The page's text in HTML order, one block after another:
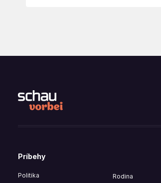
Príbehy
Politika Rodina